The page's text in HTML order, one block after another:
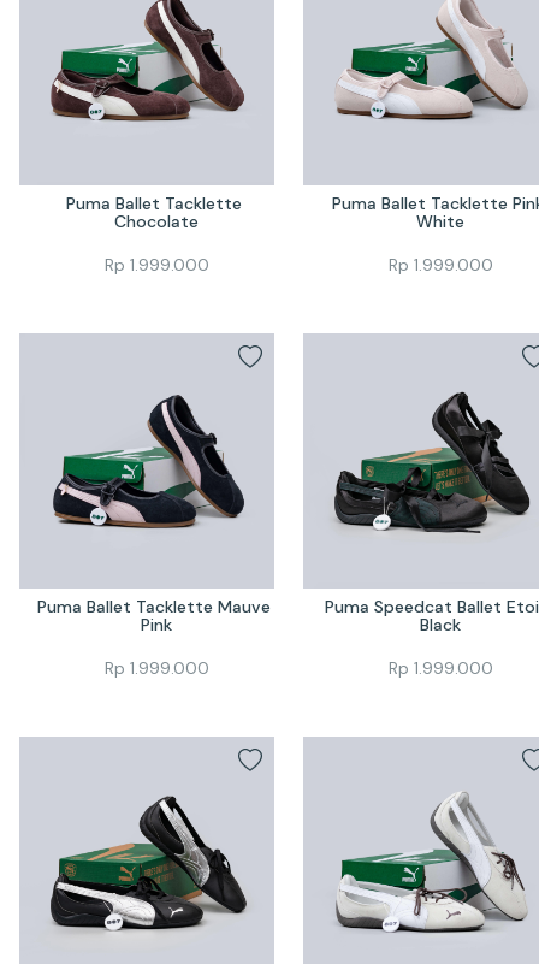
Puma Ballet Tacklette
Chocolate
Rp 1.999.000
Puma Ballet Tacklette
White
Rp 1.999.000
Puma Ballet Tacklette Mauve
Pink
Rp 1.999.000
Puma Speedcat Ballet
Black
Rp 1.999.000